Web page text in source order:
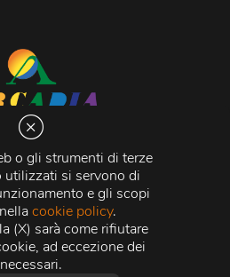
o gli strumenti di terze
utilizzati si servono di
e gli scopi
cookie policy.
(X) sarà come rifiutare
ad eccezione dei
necessari.
della Libertà 20066 Melzo (MI)
di Milano n. 1427910
di Milano n. 338392 -
| Capitale Sociale
i.v.
S.r.l. 2026 © Tutti i diritti
riservati.